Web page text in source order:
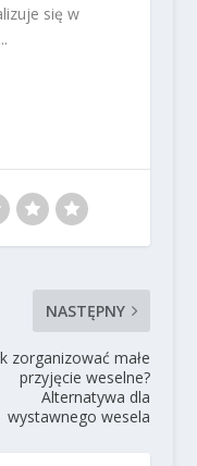
się w
NASTĘPNY
zorganizować małe
przyjęcie weselne?
Alternatywa dla
wystawnego wesela